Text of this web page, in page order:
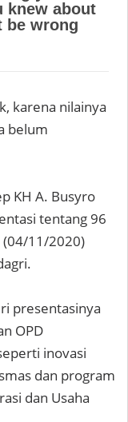
karena nilainya
belum
KH A. Busyro
tentang 96
(04/11/2020)
presentasinya
OPD
inovasi
dan program
dan Usaha